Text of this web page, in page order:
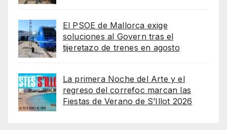
El PSOE de Mallorca exige
soluciones al Govern tras el
tijeretazo de trenes en agosto
La primera Noche del Arte y el
regreso del correfoc marcan las
Fiestas de Verano de S’Illot 2026